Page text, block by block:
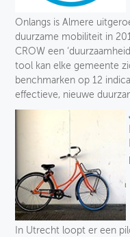
Toegankelijkheid
Verkeersveiligheid
Logistiek
Fiets
Collectief vervoer
Deelmobiliteit
Auto
Onlangs is Almere
duurzame mobiliteit in
CROW een
tool kan elke gemeente
benchmarken op 12
effectieve, nieuwe
In Utrecht loopt er een